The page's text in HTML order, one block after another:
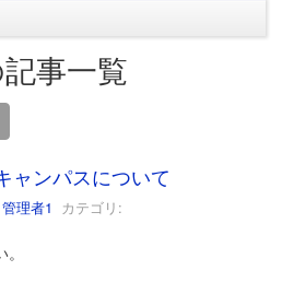
事一覧
ャンパスについて
管理者1 カテゴリ: